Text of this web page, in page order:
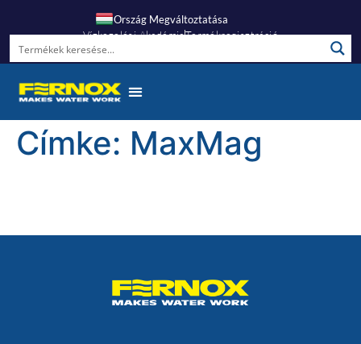
Ország Megváltoztatása
Vízkezelési AkadémiaTermékregisztráció
Címke: MaxMag